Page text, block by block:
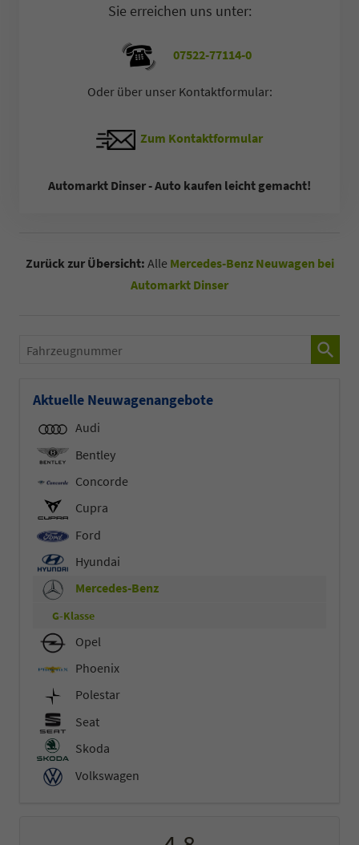
Sie erreichen uns unter:
07522-77114-0
Oder über unser Kontaktformular:
Zum Kontaktformular
Automarkt Dinser - Auto kaufen leicht gemacht!
Zurück zur Übersicht: Alle Mercedes-Benz Neuwagen bei
Automarkt Dinser
Fahrzeugnummer
Aktuelle Neuwagenangebote
Audi
Bentley
Concorde
Cupra
Ford
Hyundai
Mercedes-Benz
G-Klasse
Opel
Phoenix
Polestar
Seat
Skoda
Volkswagen